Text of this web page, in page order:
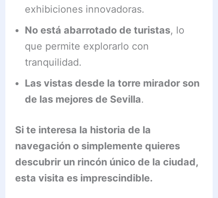
exhibiciones innovadoras.
No está abarrotado de turistas, lo
que permite explorarlo con
tranquilidad.
Las vistas desde la torre mirador son
de las mejores de Sevilla.
Si te interesa la historia de la
navegación o simplemente quieres
descubrir un rincón único de la ciudad,
esta visita es imprescindible.